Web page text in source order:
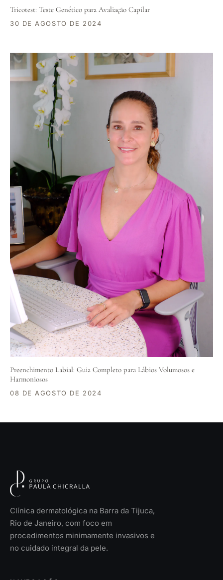
Tricotest: Teste Genético para Avaliação Capilar
30 DE AGOSTO DE 2024
Preenchimento Labial: Guia Completo para Lábios Volumosos e
Harmoniosos
08 DE AGOSTO DE 2024
Clínica dermatológica na Barra da Tijuca,
Rio de Janeiro, com foco em
procedimentos minimamente invasivos e
no cuidado integral da pele.